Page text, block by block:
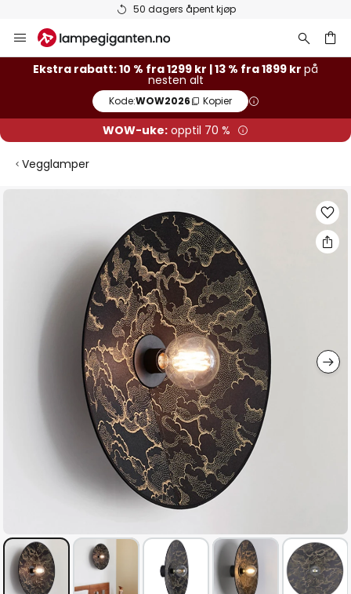
50 dagers åpent kjøp
Hopp
til
innhold
Ekstra rabatt: 10 % fra 1299 kr | 13 % fra 1899 kr på
nesten alt
Kode:WOW2026 Kopier
WOW-uke: opptil 70 %
Vegglamper
bildegalleri